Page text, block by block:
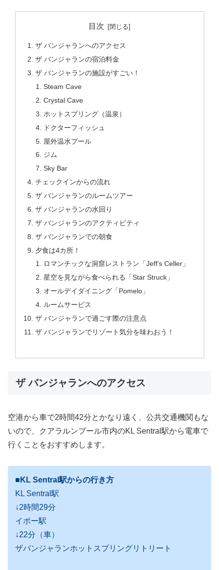
目次
ザ バンジャランへのアクセス
ザ バンジャランの宿泊料金
ザ バンジャランの施設がすごい！
Steam Cave
Crystal Cave
ホットスプリング（温泉）
ドクターフィッシュ
屋外温水プール
ジム
Sky Bar
チェックインからの流れ
ザ バンジャランのルームツアー
ザ バンジャランの水回り
ザ バンジャランのアクティビティ
ザ バンジャランでの朝食
夕食は4カ所！
ロマンチックな洞窟レストラン「Jeff’s Celler」
星空を見ながら食べられる「Star Struck」
オールデイダイニング「Pomelo」
ルームサービス
ザ バンジャランで過ごす際の注意点
ザ バンジャランでリゾート気分を味わおう！
ザ バンジャランへのアクセス
空港から車で2時間42分とかなり遠く、公共交通機関もな
いので、クアラルンプール市内のKL Sentral駅から電車で
行くことをおすすめします。
■KL Sentral駅からの行き方
KL Sentral駅
↓2時間29分
イポー駅
↓22分（車）
ザバンジャランホットスプリングリトリート